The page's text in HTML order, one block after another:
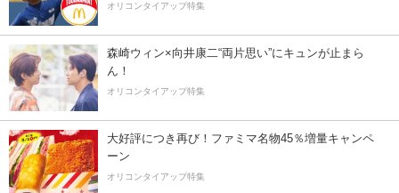
オリコンタイアップ特集
森崎ウィン×向井康二“両片思い”にキュンが止まら
ん！
オリコンタイアップ特集
大好評につき再び！ファミマ名物45％増量キャンペ
ーン
オリコンタイアップ特集